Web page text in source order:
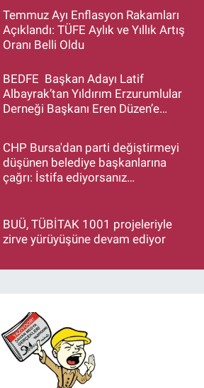
Temmuz Ayı Enflasyon Rakamları
Açıklandı: TÜFE Aylık ve Yıllık Artış
Oranı Belli Oldu
BEDFE Başkan Adayı Latif
Albayrak’tan Yıldırım Erzurumlular
Derneği Başkanı Eren Düzen’e
CHP Bursa'dan parti değiştirmeyi
düşünen belediye başkanlarına
çağrı: İstifa ediyorsanız
BUÜ, TÜBİTAK 1001 projeleriyle
zirve yürüyüşüne devam ediyor